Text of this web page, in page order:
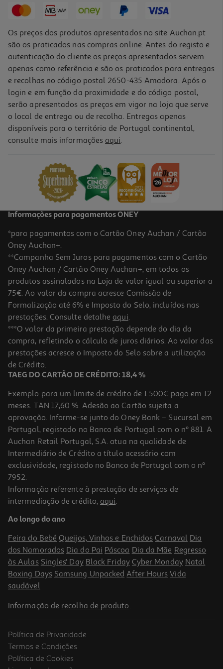
-10%
Livro Supermiúdos - Pré - Escolar 5/6 Anos Português
PVP de editor
10,80 €
-10%
Livro Supermiúdos - Pré - Escolar 4/5 Anos Matemática
10.8 €/un
12,00 € PVP de editor
10,80 €
-10%
Livro Supermiúdos - Pré- Escolar 4/5 Português
10.8 €/metro
PVP de editor
10,80 €
-10%
Os preços dos produtos apresentados no site Auchan.pt
são os praticados nas compras online. Antes do registo e
autenticação do cliente os preços apresentados servem
apenas como referência e são os praticados para entregas
e recolhas no código postal 2650-435 Amadora. Após o
login e em função da proximidade e do código postal,
serão apresentados os preços em vigor na loja que serve
o local de entrega ou de recolha. Entregas apenas
disponíveis para o território de Portugal continental,
consulte mais informações aqui.
Informações para pagamentos ONEY
*para pagamentos com o Cartão Oney Auchan / Cartão
Oney Auchan+.
**Campanha Sem Juros para pagamentos com o Cartão
Oney Auchan / Cartão Oney Auchan+, em todos os
produtos assinalados na Loja de valor igual ou superior a
75€. Ao valor da compra acresce Comissão de
Formalização até 6% e Imposto do Selo, incluídos nas
prestações. Consulte detalhe aqui.
***O valor da primeira prestação depende do dia da
compra, refletindo o cálculo de juros diários. Ao valor das
prestações acresce o Imposto do Selo sobre a utilização
de Crédito.
TAEG DO CARTÃO DE CRÉDITO: 18,4 %
Exemplo para um limite de crédito de 1.500€ pago em 12
meses. TAN 17,60 %. Adesão ao Cartão sujeita a
aprovação. Informe-se junto do Oney Bank – Sucursal em
Portugal, registado no Banco de Portugal com o nº 881. A
Auchan Retail Portugal, S.A. atua na qualidade de
Intermediário de Crédito a título acessório com
exclusividade, registado no Banco de Portugal com o nº
7952.
Informação referente à prestação de serviços de
intermediação de crédito, aqui.
Ao longo do ano
Feira do Bebé Queijos, Vinhos e Enchidos Carnaval Dia
dos Namorados Dia do Pai Páscoa Dia da Mãe Regresso
às Aulas Singles' Day Black Friday Cyber Monday Natal
Boxing Days Samsung Unpacked After Hours Vida
saudável
Informação de recolha de produto.
Política de Privacidade
Termos e Condições
Política de Cookies